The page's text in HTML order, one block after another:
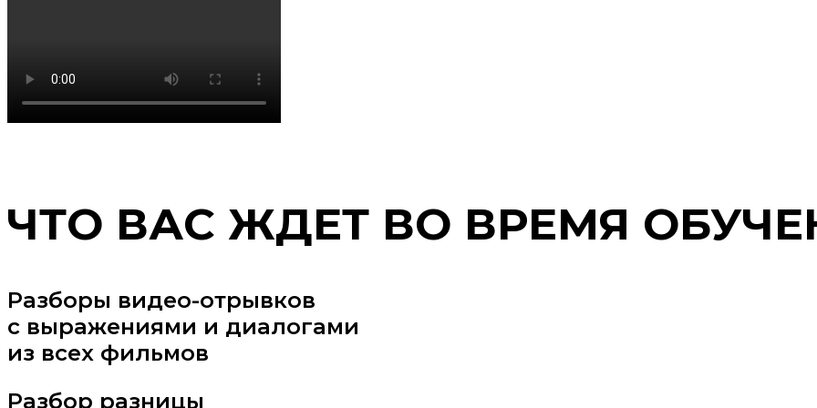
ЧТО ВАС ЖДЕТ ВО ВРЕМЯ
Разборы видео-отрывков
с выражениями и диалогами
из всех фильмов
Разбор разницы